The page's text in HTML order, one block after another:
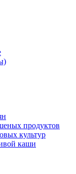
продуктов
культур
каши